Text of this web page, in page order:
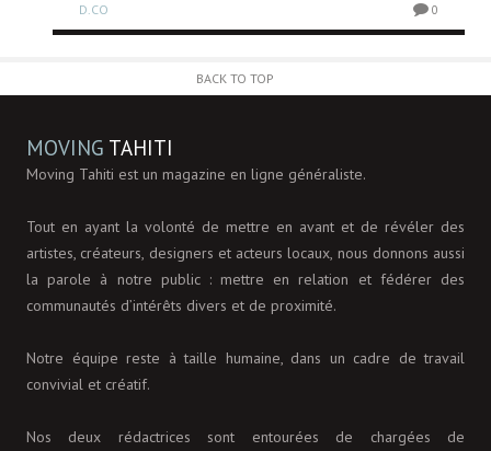
D.CO 0
BACK TO TOP
MOVING TAHITI
Moving Tahiti est un magazine en ligne généraliste.
Tout en ayant la volonté de mettre en avant et de révéler des
artistes, créateurs, designers et acteurs locaux, nous donnons aussi
la parole à notre public : mettre en relation et fédérer des
communautés d’intérêts divers et de proximité.
Notre équipe reste à taille humaine, dans un cadre de travail
convivial et créatif.
Nos deux rédactrices sont entourées de chargées de